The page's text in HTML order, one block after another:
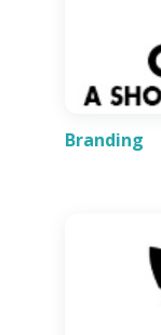
Branding